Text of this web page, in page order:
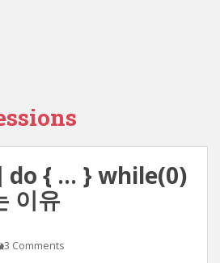
do { … } while(0)
이유
3 Comments